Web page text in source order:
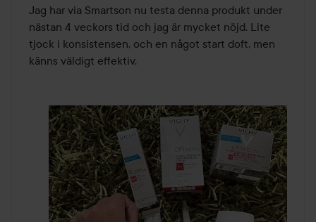
av
5
Jag har via Smartson nu testa denna produkt under
nästan 4 veckors tid och jag är mycket nöjd. Lite
tjock i konsistensen, och en något start doft, men
känns väldigt effektiv.